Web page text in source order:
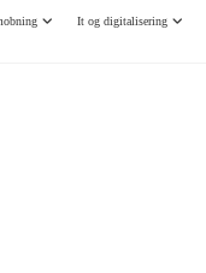
It og digitalisering